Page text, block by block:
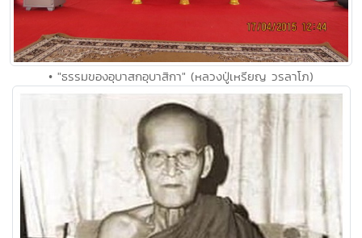
• "ธรรมของอุบาสกอุบาสิกา" (หลวงปู่เหรียญ วรลาโภ)